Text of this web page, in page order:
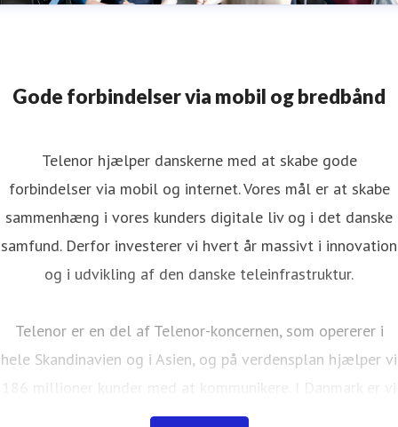
Gode forbindelser via mobil og bredbånd
Telenor hjælper danskerne med at skabe gode
forbindelser via mobil og internet. Vores mål er at skabe
sammenhæng i vores kunders digitale liv og i det danske
samfund. Derfor investerer vi hvert år massivt i innovation
og i udvikling af den danske teleinfrastruktur.
Telenor er en del af Telenor-koncernen, som opererer i
hele Skandinavien og i Asien, og på verdensplan hjælper vi
186 millioner kunder med at kommunikere. I Danmark er vi
ca. 900 medarbejdere, har 37 butikker fordelt over hele